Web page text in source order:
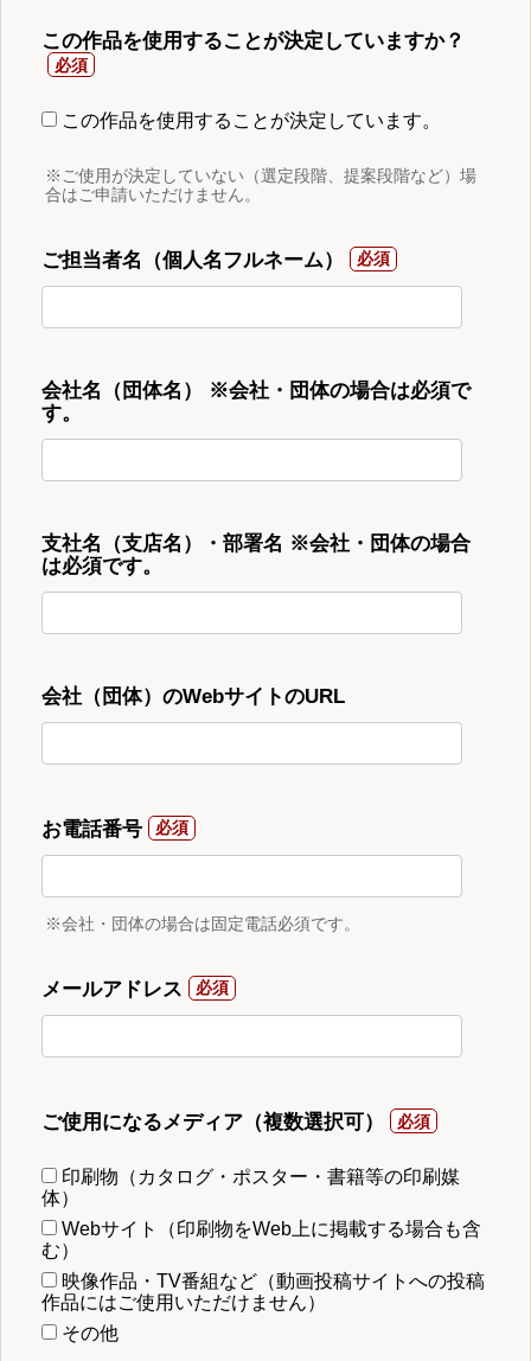
この作品を使用することが決定していますか？
この作品を使用することが決定しています。
※ご使用が決定していない（選定段階、提案段階など）場
合はご申請いただけません。
ご担当者名（個人名フルネーム）
会社名（団体名） ※会社・団体の場合は必須で
す。
支社名（支店名）・部署名 ※会社・団体の場合
は必須です。
会社（団体）のWebサイトのURL
お電話番号
※会社・団体の場合は固定電話必須です。
メールアドレス
ご使用になるメディア（複数選択可）
印刷物（カタログ・ポスター・書籍等の印刷媒
体）
Webサイト（印刷物をWeb上に掲載する場合も含
む）
映像作品・TV番組など（動画投稿サイトへの投稿
作品にはご使用いただけません）
その他